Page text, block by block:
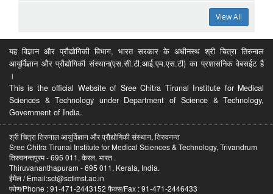
View All
यह विज्ञान और प्रौद्योगिकी विभाग, भारत सरकार के अधीनस्थ श्री चित्रा तिरुनाल
आयुर्विज्ञान और प्रौद्योगिकी संस्थान(एस.सी.टी.आई.एम.एस.टी) का प्रशासनिक वेबसईट है
।
This is the official Website of Sree Chitra Tirunal Institute for Medical
Sciences & Technology under Department of Science & Technology,
Government of India.
श्री चित्रा तिरुनाल आयुर्विज्ञान और प्रौद्योगिकी संस्थान, तिरुवनन्त
Sree Chitra Tirunal Institute for Medical Sciences & Technology, Trivandrum
तिरुवनन्तपुरम - 695 011, केरल, भारत .
Thiruvananthapuram - 695 011, Kerala, India.
ईमेल / Email:sct@sctimst.ac.in
फोण/Phone : 91-471-2443152 फैक्स/Fax : 91-471-2446433